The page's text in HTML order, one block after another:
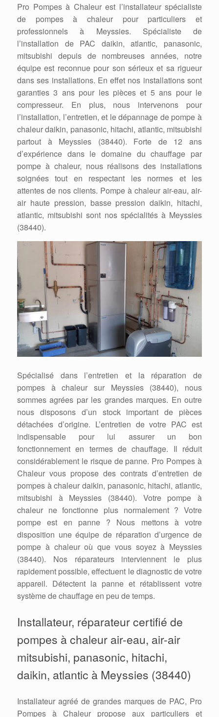
Pro Pompes à Chaleur est l’installateur spécialiste
de pompes à chaleur pour particuliers et
professionnels à Meyssies. Spécialiste de
l’installation de PAC daikin, atlantic, panasonic,
mitsubishi depuis de nombreuses années, notre
équipe est reconnue pour son sérieux et sa rigueur
dans ses installations. En effet nos installations sont
garanties 3 ans pour les pièces et 5 ans pour le
compresseur. En plus, nous intervenons pour
l’installation, l’entretien, et le dépannage de pompe à
chaleur daikin, panasonic, hitachi, atlantic, mitsubishi
partout à Meyssies (38440). Forte de 12 ans
d’expérience dans le domaine du chauffage par
pompe à chaleur, nous réalisons des installations
soignées tout en respectant les normes et les
attentes de nos clients. Pompe à chaleur air-eau, air-
air haute pression, basse pression daikin, hitachi,
atlantic, mitsubishi sont nos spécialités à Meyssies
(38440).
Spécialisé dans l’entretien et la réparation de
pompes à chaleur sur Meyssies (38440), nous
sommes agrées par les grandes marques. En outre
nous disposons d’un stock important de pièces
détachées d’origine. L’entretien de votre PAC est
indispensable pour lui assurer un bon
fonctionnement en termes de chauffage. Il réduit
considérablement le risque de panne. Pro Pompes à
Chaleur vous propose des contrats d’entretien de
pompes à chaleur daikin, panasonic, hitachi, atlantic,
mitsubishi à Meyssies (38440). Votre pompe à
chaleur ne fonctionne plus normalement ? Votre
pompe est en panne ? Nous mettons à votre
disposition une équipe de réparation d’urgence de
pompe à chaleur où que vous soyez à Meyssies
(38440). Nos réparateurs interviennent le plus
rapidement possible, effectuent le diagnostic de votre
appareil. Détectent la panne et rétablissent votre
système de chauffage en peu de temps.
Installateur, réparateur certifié de
pompes à chaleur air-eau, air-air
mitsubishi, panasonic, hitachi,
daikin, atlantic à Meyssies (38440)
Installateur agréé de grandes marques de PAC, Pro
Pompes à Chaleur propose aux particuliers et